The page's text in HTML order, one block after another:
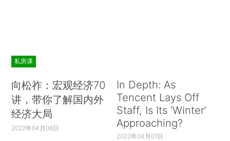
私房课
向松祚：宏观经济70
讲，带你了解国内外
经济大局
2022年04月06日
In Depth: As
Tencent Lays Off
Staff, Is Its ‘Winter’
Approaching?
2022年04月01日